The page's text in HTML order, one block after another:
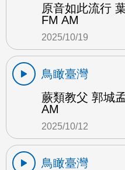
原音如此流行
FM AM
2025/10/19
鳥瞰臺灣
蕨類教父 郭城
AM
2025/10/12
鳥瞰臺灣